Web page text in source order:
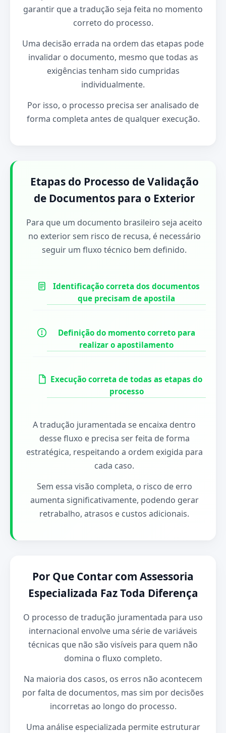
garantir que a tradução seja feita no momento
correto do processo.
Uma decisão errada na ordem das etapas pode
invalidar o documento, mesmo que todas as
exigências tenham sido cumpridas
individualmente.
Por isso, o processo precisa ser analisado de
forma completa antes de qualquer execução.
Etapas do Processo de Validação
de Documentos para o Exterior
Para que um documento brasileiro seja aceito
no exterior sem risco de recusa, é necessário
seguir um fluxo técnico bem definido.
Identificação correta dos documentos
que precisam de apostila
Definição do momento correto para
realizar o apostilamento
Execução correta de todas as etapas do
processo
A tradução juramentada se encaixa dentro
desse fluxo e precisa ser feita de forma
estratégica, respeitando a ordem exigida para
cada caso.
Sem essa visão completa, o risco de erro
aumenta significativamente, podendo gerar
retrabalho, atrasos e custos adicionais.
Por Que Contar com Assessoria
Especializada Faz Toda Diferença
O processo de tradução juramentada para uso
internacional envolve uma série de variáveis
técnicas que não são visíveis para quem não
domina o fluxo completo.
Na maioria dos casos, os erros não acontecem
por falta de documentos, mas sim por decisões
incorretas ao longo do processo.
Uma análise especializada permite estruturar